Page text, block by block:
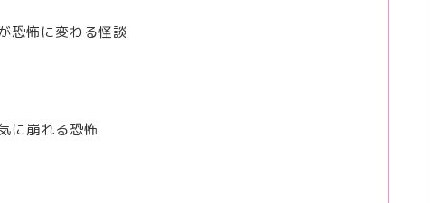
恐怖に変わる怪談
に崩れる恐怖